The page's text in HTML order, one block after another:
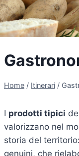
Home / Itinerari /
I prodotti tipici
valorizzano nel
storia del
genuini, che